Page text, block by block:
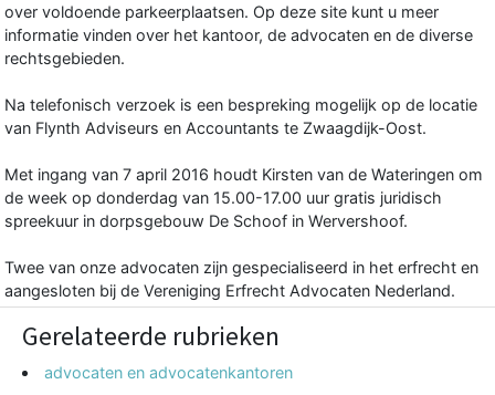
over voldoende parkeerplaatsen. Op deze site kunt u meer
informatie vinden over het kantoor, de advocaten en de diverse
rechtsgebieden.
Na telefonisch verzoek is een bespreking mogelijk op de locatie
van Flynth Adviseurs en Accountants te Zwaagdijk-Oost.
Met ingang van 7 april 2016 houdt Kirsten van de Wateringen om
de week op donderdag van 15.00-17.00 uur gratis juridisch
spreekuur in dorpsgebouw De Schoof in Wervershoof.
Twee van onze advocaten zijn gespecialiseerd in het erfrecht en
aangesloten bij de Vereniging Erfrecht Advocaten Nederland.
Gerelateerde rubrieken
advocaten en advocatenkantoren